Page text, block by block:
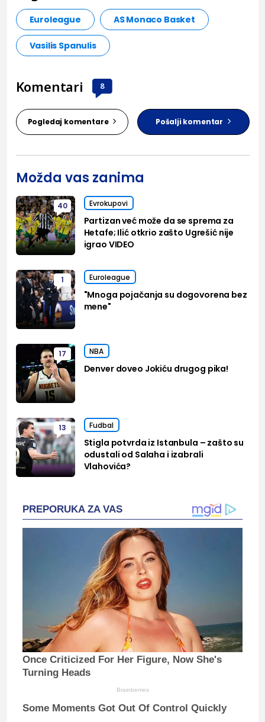
Euroleague AS Monaco Basket
Vasilis Spanulis
Komentari 8
Pogledaj komentare Pošalji komentar
Možda vas zanima
40 Evrokupovi
Partizan već može da se sprema za
Hetafe; Ilić otkrio zašto Ugrešić nije
igrao VIDEO
1 Euroleague
"Mnoga pojačanja su dogovorena bez
mene"
17 NBA
Denver doveo Jokiću drugog pika!
13 Fudbal
Stigla potvrda iz Istanbula – zašto su
odustali od Salaha i izabrali
Vlahovića?
PREPORUKA ZA VAS
Once Criticized For Her Figure, Now She's
Turning Heads
Brainberries
Some Moments Got Out Of Control Quickly